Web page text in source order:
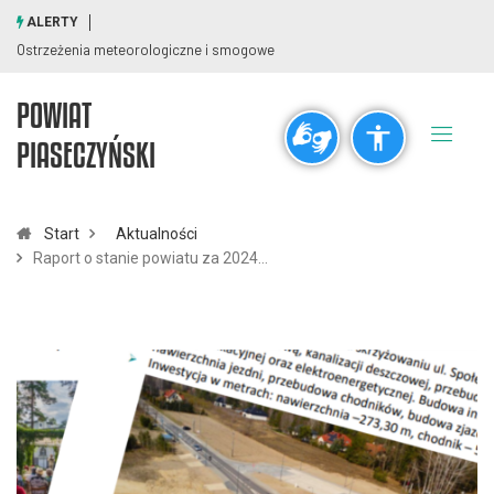
visibility_off title
Rozdzielczość
Czcionki
remove_circle_outline add_circle_outline
ALERTY
Ostrzeżenia meteorologiczne i smogowe
POWIAT
PIASECZYŃSKI
Start
Aktualności
Raport o stanie powiatu za 2024…